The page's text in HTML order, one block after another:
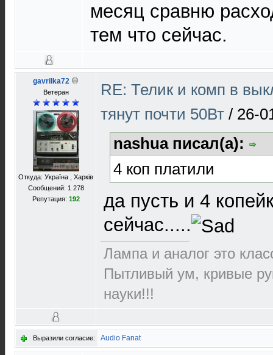
месяц сравню
тем что сейчас.
gavrilka72
Ветеран
Откуда: Україна , Харків
Сообщений: 1 278
Репутация: 192
RE: Телик и комп в
тянут почти 50Вт / 26-
nashua писал(а):
4 коп платили
да пусть и 4
сейчас.....
Лампа и аналог это
Пытливый ум, кривые
науки!!!
Выразили согласие: Audio Fanat